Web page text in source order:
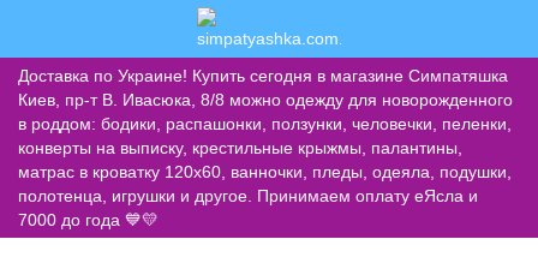
Доставка по Украине! Купить сегодня в магазине Симпатяшка
Киев, пр-т В. Ивасюка, 8/8 можно одежду для новорожденного
в роддом: бодики, распашонки, ползунки, человечки, пеленки,
конверты на выписку, крестильные крыжмы, палантины,
матрас в кроватку 120х60, ванночки, пледы, одеяла, подушки,
полотенца, игрушки и другое. Принимаем оплату еЯсла и
7000 до года 💙💛